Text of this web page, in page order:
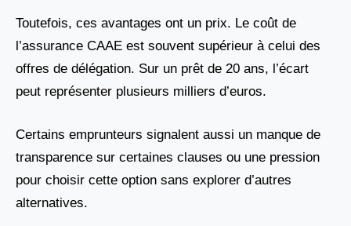
Toutefois, ces avantages ont un prix. Le coût de
l’assurance CAAE est souvent supérieur à celui des
offres de délégation. Sur un prêt de 20 ans, l’écart
peut représenter plusieurs milliers d’euros.
Certains emprunteurs signalent aussi un manque de
transparence sur certaines clauses ou une pression
pour choisir cette option sans explorer d’autres
alternatives.